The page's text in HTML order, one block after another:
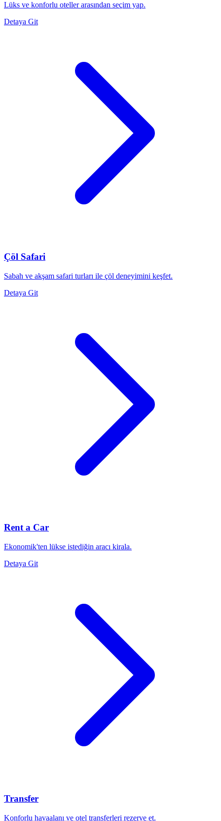
Lüks ve konforlu oteller arasından seçim yap.
Detaya Git
Çöl Safari
Sabah ve akşam safari turları ile çöl deneyimini keşfet.
Detaya Git
Rent a Car
Ekonomik'ten lükse istediğin aracı kirala.
Detaya Git
Transfer
Konforlu havaalanı ve otel transferleri rezerve et.